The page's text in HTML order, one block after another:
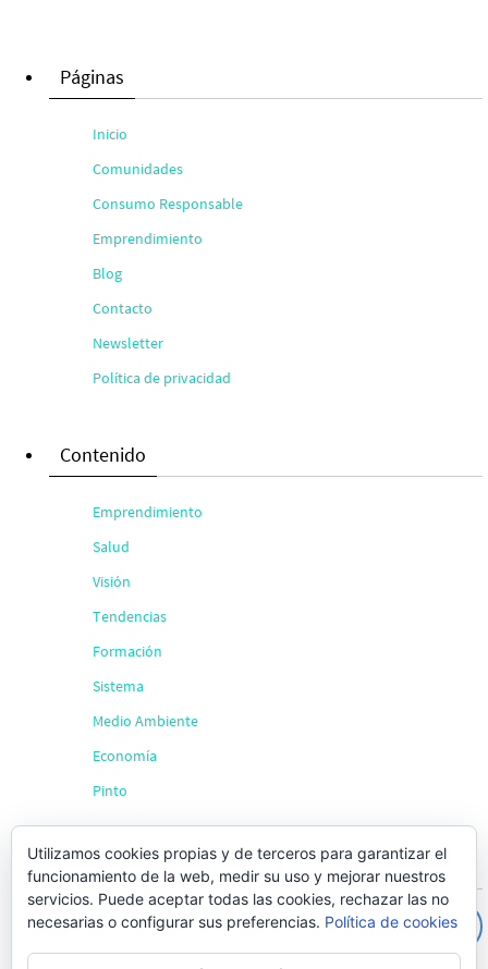
Páginas
Inicio
Comunidades
Consumo Responsable
Emprendimiento
Blog
Contacto
Newsletter
Política de privacidad
Contenido
Emprendimiento
Salud
Visión
Tendencias
Formación
Sistema
Medio Ambiente
Economía
Pinto
Búsqueda
Utilizamos cookies propias y de terceros para garantizar el
funcionamiento de la web, medir su uso y mejorar nuestros
servicios. Puede aceptar todas las cookies, rechazar las no
necesarias o configurar sus preferencias. Política de cookies